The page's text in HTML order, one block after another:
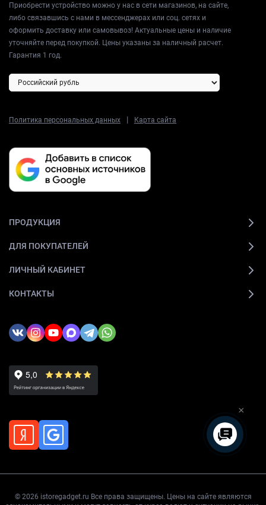
Приобрести устройство можно у нас в сети магазинов, на сайте,
либо связавшись с нами в мессенджерах или соц. сетях и
оформить доставку или самовывоз! Актуальные цены и наличие
уточняйте перед покупкой. Цены указаны за наличный расчет.
Гарантия 1 год.
Политика персональных данных | Карта сайта
ПРОДУКЦИЯ
ДЛЯ ПОКУПАТЕЛЕЙ
ЛИЧНЫЙ КАБИНЕТ
КОНТАКТЫ
© 2026 istoregadget.ru Все права защищены. Цены на сайте являются
×